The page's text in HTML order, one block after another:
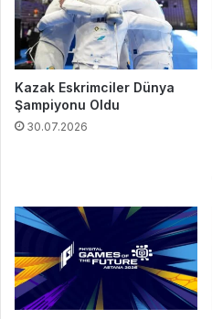
Kazak Eskrimciler Dünya
Şampiyonu Oldu
30.07.2026